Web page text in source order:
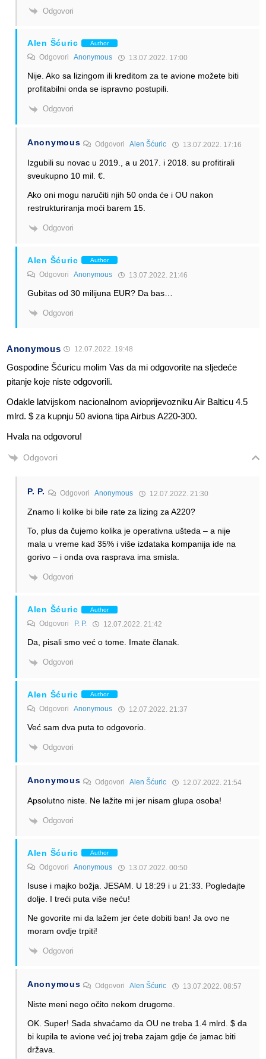
Odgovori
Alen Šćuric Author
Odgovori Anonymous 13.07.2022. 17:00
Nije. Ako sa lizingom ili kreditom za te avione možete biti
profitabilni onda se ispravno postupili.
Odgovori
Anonymous OdgovoriAlen Šćuric 13.07.2022. 17:16
Izgubili su novac u 2019., a u 2017. i 2018. su profitirali
sveukupno 10 mil. €.
Ako oni mogu naručiti njih 50 onda će i OU nakon
restrukturiranja moći barem 15.
Odgovori
Alen Šćuric Author
Odgovori Anonymous 13.07.2022. 21:46
Gubitas od 30 milijuna EUR? Da bas…
Odgovori
Anonymous 12.07.2022. 19:48
Gospodine Šćuricu molim Vas da mi odgovorite na sljedeće
pitanje koje niste odgovorili.
Odakle latvijskom nacionalnom avioprijevozniku Air Balticu 4.5
mlrd. $ za kupnju 50 aviona tipa Airbus A220-300.
Hvala na odgovoru!
Odgovori
P. P. Odgovori Anonymous 12.07.2022. 21:30
Znamo li kolike bi bile rate za lizing za A220?
To, plus da čujemo kolika je operativna ušteda – a nije
mala u vreme kad 35% i više izdataka kompanija ide na
gorivo – i onda ova rasprava ima smisla.
Odgovori
Alen Šćuric Author
Odgovori P. P. 12.07.2022. 21:42
Da, pisali smo već o tome. Imate članak.
Odgovori
Alen Šćuric Author
Odgovori Anonymous 12.07.2022. 21:37
Već sam dva puta to odgovorio.
Odgovori
Anonymous OdgovoriAlen Šćuric 12.07.2022. 21:54
Apsolutno niste. Ne lažite mi jer nisam glupa osoba!
Odgovori
Alen Šćuric Author
Odgovori Anonymous 13.07.2022. 00:50
Isuse i majko božja. JESAM. U 18:29 i u 21:33. Pogledajte
dolje. I treći puta više neću!
Ne govorite mi da lažem jer ćete dobiti ban! Ja ovo ne
moram ovdje trpiti!
Odgovori
Anonymous OdgovoriAlen Šćuric 13.07.2022. 08:57
Niste meni nego očito nekom drugome.
OK. Super! Sada shvaćamo da OU ne treba 1.4 mlrd. $ da
bi kupila te avione već joj treba zajam gdje će jamac biti
država.